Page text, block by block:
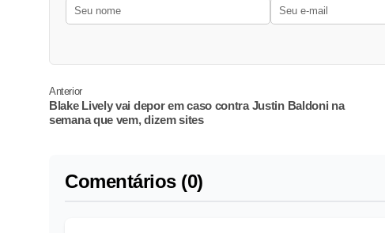
Anterior
Blake Lively vai depor em caso contra Justin Baldoni na
semana que vem, dizem sites
Comentários (0)